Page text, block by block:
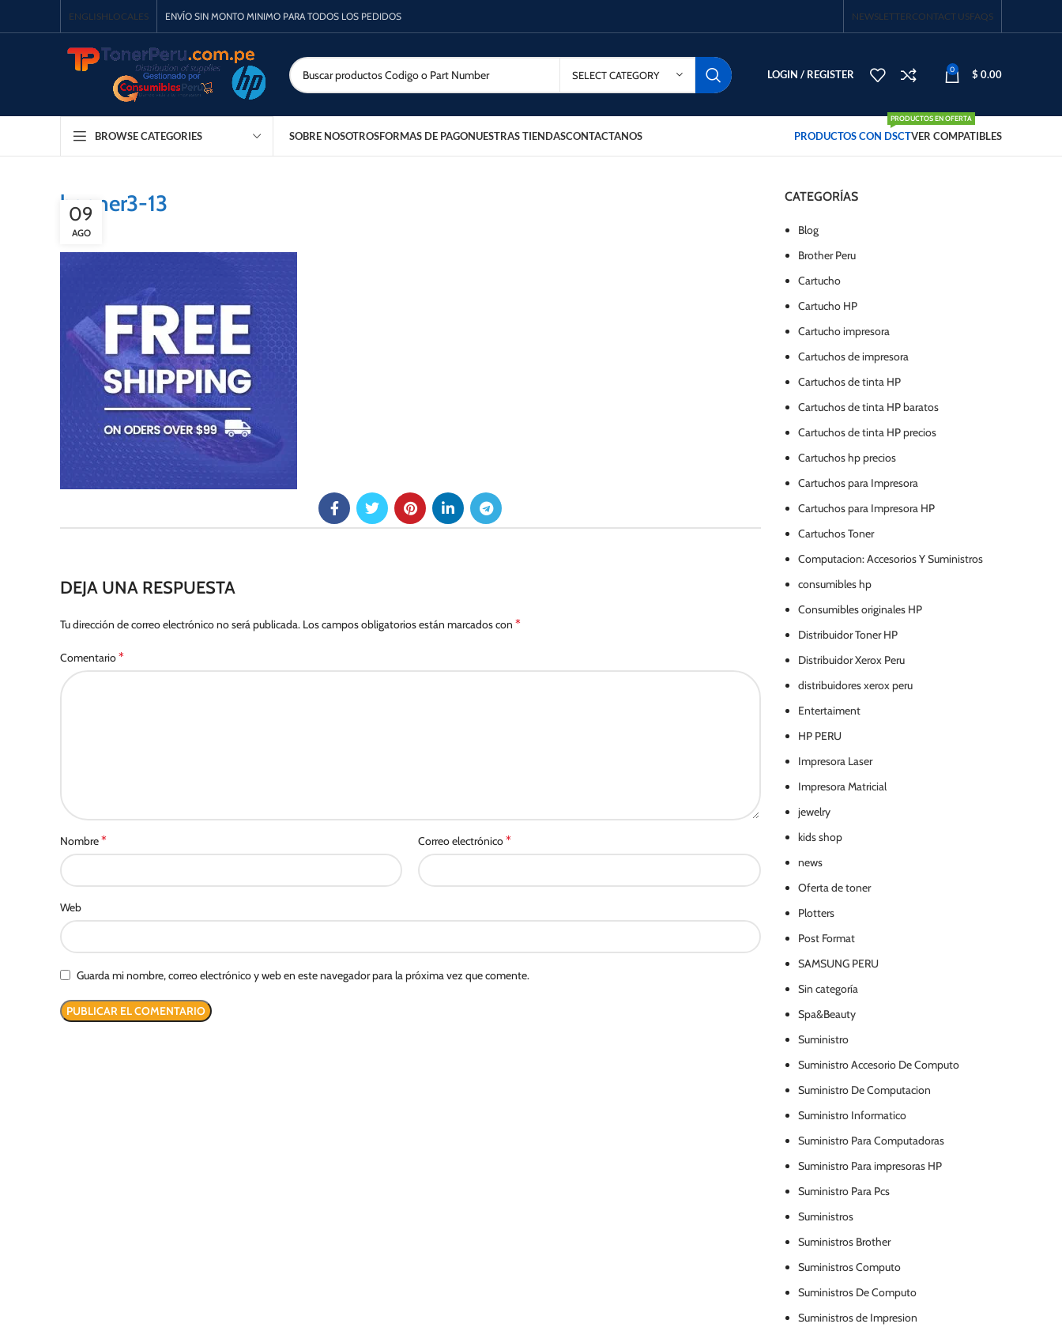
ENGLISHLOCALES ENVÍO SIN MONTO MINIMO PARA TODOS LOS PEDIDOS NEWSLETTERCONTACT USFAQS
SELECT CATEGORY LOGIN / REGISTER 0 $ 0.00
BROWSE CATEGORIES SOBRE NOSOTROSFORMAS DE PAGONUESTRAS TIENDASCONTACTANOS PRODUCTOS CON DSCT
PRODUCTOS EN OFERTA
VER COMPATIBLES
banner3-13
09
AGO
DEJA UNA RESPUESTA
Tu dirección de correo electrónico no será publicada. Los campos obligatorios están marcados con *
Comentario*
Nombre* Correo electrónico*
Web
Guarda mi nombre, correo electrónico y web en este navegador para la próxima vez que comente.
CATEGORÍAS
Blog
Brother Peru
Cartucho
Cartucho HP
Cartucho impresora
Cartuchos de impresora
Cartuchos de tinta HP
Cartuchos de tinta HP baratos
Cartuchos de tinta HP precios
Cartuchos hp precios
Cartuchos para Impresora
Cartuchos para Impresora HP
Cartuchos Toner
Computacion: Accesorios Y Suministros
consumibles hp
Consumibles originales HP
Distribuidor Toner HP
Distribuidor Xerox Peru
distribuidores xerox peru
Entertaiment
HP PERU
Impresora Laser
Impresora Matricial
jewelry
kids shop
news
Oferta de toner
Plotters
Post Format
SAMSUNG PERU
Sin categoría
Spa&Beauty
Suministro
Suministro Accesorio De Computo
Suministro De Computacion
Suministro Informatico
Suministro Para Computadoras
Suministro Para impresoras HP
Suministro Para Pcs
Suministros
Suministros Brother
Suministros Computo
Suministros De Computo
Suministros de Impresion